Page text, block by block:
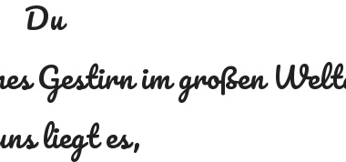
Du
Gestirn im großen
liegt es,